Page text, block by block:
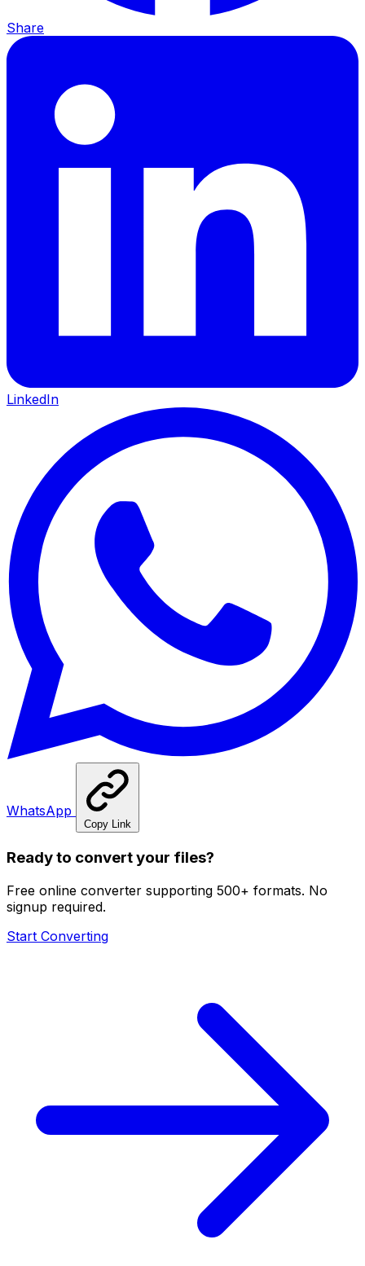
Share
LinkedIn
WhatsApp
Copy Link
Ready to convert your files?
Free online converter supporting 500+ formats. No
signup required.
Start Converting